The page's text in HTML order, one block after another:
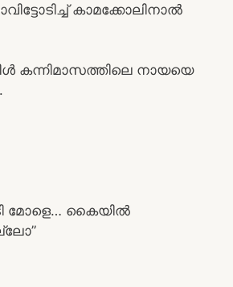
കാമക്കോലിനാൽ
കന്നിമാസത്തിലെ നായയെ
മോളെ… കൈയിൽ